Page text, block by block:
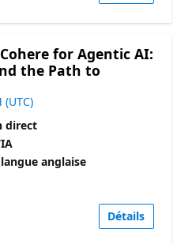
for Agentic AI:
the Path to
direct
anglaise
Détails